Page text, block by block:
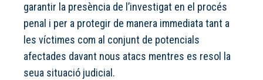
garantir la presència de l’investigat en el procés
penal i per a protegir de manera immediata tant a
les víctimes com al conjunt de potencials
afectades davant nous atacs mentres es resol la
seua situació judicial.